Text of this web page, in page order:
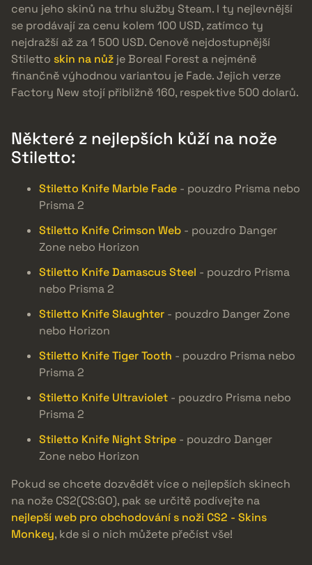
cenu jeho skinů na trhu služby Steam. I ty nejlevnější
se prodávají za cenu kolem 100 USD, zatímco ty
nejdražší až za 1 500 USD. Cenově nejdostupnější
Stiletto skin na nůž je Boreal Forest a nejméně
finančně výhodnou variantou je Fade. Jejich verze
Factory New stojí přibližně 160, respektive 500 dolarů.
Některé z nejlepších kůží na nože
Stiletto:
Stiletto Knife Marble Fade - pouzdro Prisma nebo
Prisma 2
Stiletto Knife Crimson Web - pouzdro Danger
Zone nebo Horizon
Stiletto Knife Damascus Steel - pouzdro Prisma
nebo Prisma 2
Stiletto Knife Slaughter - pouzdro Danger Zone
nebo Horizon
Stiletto Knife Tiger Tooth - pouzdro Prisma nebo
Prisma 2
Stiletto Knife Ultraviolet - pouzdro Prisma nebo
Prisma 2
Stiletto Knife Night Stripe - pouzdro Danger
Zone nebo Horizon
Pokud se chcete dozvědět více o nejlepších skinech
na nože CS2(CS:GO), pak se určitě podívejte na
nejlepší web pro obchodování s noži CS2 - Skins
Monkey, kde si o nich můžete přečíst vše!